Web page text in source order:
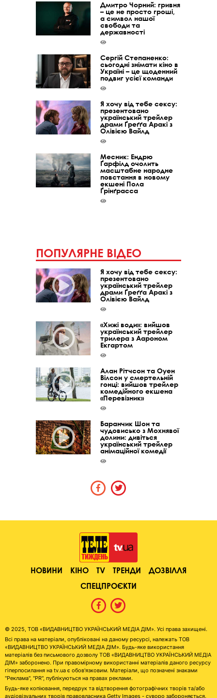
Дмитро Чорний: гривня
– це не просто гроші,
а символ нашої
свободи та
державності
Сергій Степаненко:
сьогодні знімати кіно в
Україні – це щоденний
подвиг усієї команди
Я хочу від тебе сексу:
презентовано
український трейлер
драми Ґреґґа Аракі з
Олівією Вайлд
Месник: Ендрю
Ґарфілд очолить
масштабне народне
повстання в новому
екшені Пола
Ґрінґрасса
ПОПУЛЯРНЕ ВІДЕО
Я хочу від тебе сексу:
презентовано
український трейлер
драми Ґреґґа Аракі з
Олівією Вайлд
«Хижі води»: вийшов
український трейлер
трилера з Аароном
Екгартом
Алан Рітчсон та Оуен
Вілсон у смертельній
гонці: вийшов трейлер
комедійного екшена
«Перевізник»
Баранчик Шон та
чудовисько з Мохнявої
долини: дивіться
український трейлер
анімаційної комедії
НОВИНИ КІНО TV ТРЕНДИ
ДОЗВІЛЛЯ
СПЕЦПРОЄКТИ
© 2025, ТОВ «ВИДАВНИЦТВО УКРАЇНСЬКИЙ МЕДІА ДІМ». Усі права захищені.
Всі права на матеріали, опубліковані на даному ресурсі, належать ТОВ
«ВИДАВНИЦТВО УКРАЇНСЬКИЙ МЕДІА ДІМ». Будь-яке використання
матеріалів без письмового дозволу ТОВ «ВИДАВНИЦТВО УКРАЇНСЬКИЙ МЕДІА
ДІМ» заборонено. При правомірному використанні матеріалів даного ресурсу
гіперпосилання на tv.ua є обов'язковим. Матеріали, що позначені знаками
"Реклама", "PR", публікуються на правах реклами.
Будь-яке копіювання, передрук та відтворення фотографічних творів та/або
аудіовізуальних творів правовласника Getty Images - суворо забороняється.